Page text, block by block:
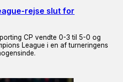
rejse slut for
CP vendte 0-3 til 5-0 og
League i en af turneringens